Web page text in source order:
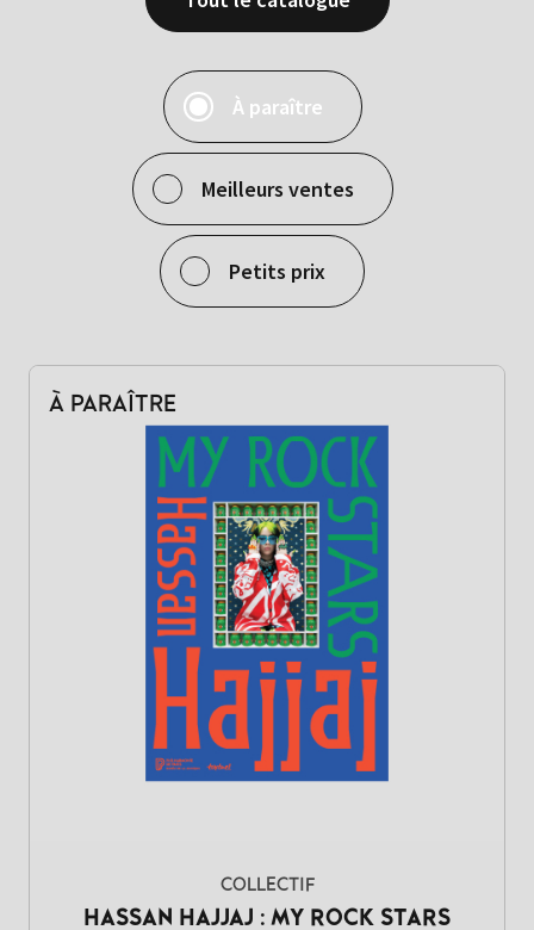
À paraître
Meilleurs ventes
Petits prix
À PARAÎTRE
COLLECTIF
HASSAN HAJJAJ : MY ROCK STARS